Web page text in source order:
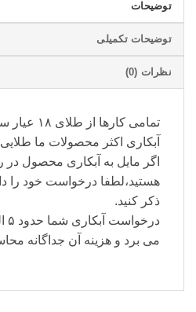
توضیحات
توضیحات تکمیلی
نظرات (0)
تمامی کارها از طلای ۱۸ عیار ساخته شده اند.
آبکاری اکثر محصولات ما
اگر مایل به آبکاری محصول در
هستید،لطفا درخواست خود
ذکر کنید.
می برد و هزینه آن جداگانه